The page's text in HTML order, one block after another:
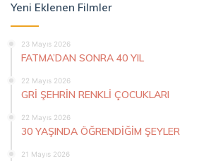
Yeni Eklenen Filmler
23 Mayıs 2026
FATMA’DAN SONRA 40 YIL
22 Mayıs 2026
GRİ ŞEHRİN RENKLİ ÇOCUKLARI
22 Mayıs 2026
30 YAŞINDA ÖĞRENDİĞİM ŞEYLER
21 Mayıs 2026